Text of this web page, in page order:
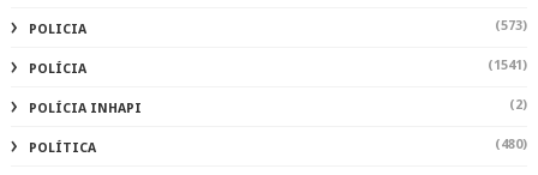
POLICIA (573)
POLÍCIA (1541)
POLÍCIA INHAPI (2)
POLÍTICA (480)